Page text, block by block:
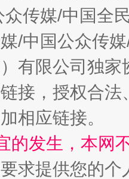
定
传媒/中国全
/中国公众传
有限公司独
接，授权合
相应链接。
的发生，本网
求提供您的个